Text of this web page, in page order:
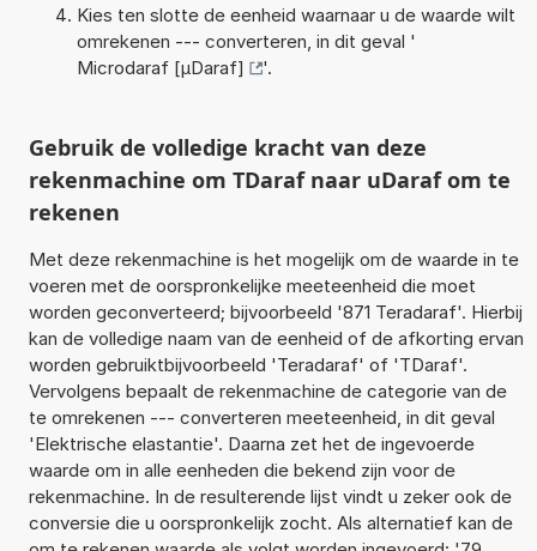
Kies ten slotte de eenheid waarnaar u de waarde wilt
omrekenen --- converteren, in dit geval '
Microdaraf [µDaraf]
'.
Gebruik de volledige kracht van deze
rekenmachine om TDaraf naar uDaraf om te
rekenen
Met deze rekenmachine is het mogelijk om de waarde in te
voeren met de oorspronkelijke meeteenheid die moet
worden geconverteerd; bijvoorbeeld '871 Teradaraf'. Hierbij
kan de volledige naam van de eenheid of de afkorting ervan
worden gebruiktbijvoorbeeld 'Teradaraf' of 'TDaraf'.
Vervolgens bepaalt de rekenmachine de categorie van de
te omrekenen --- converteren meeteenheid, in dit geval
'Elektrische elastantie'. Daarna zet het de ingevoerde
waarde om in alle eenheden die bekend zijn voor de
rekenmachine. In de resulterende lijst vindt u zeker ook de
conversie die u oorspronkelijk zocht. Als alternatief kan de